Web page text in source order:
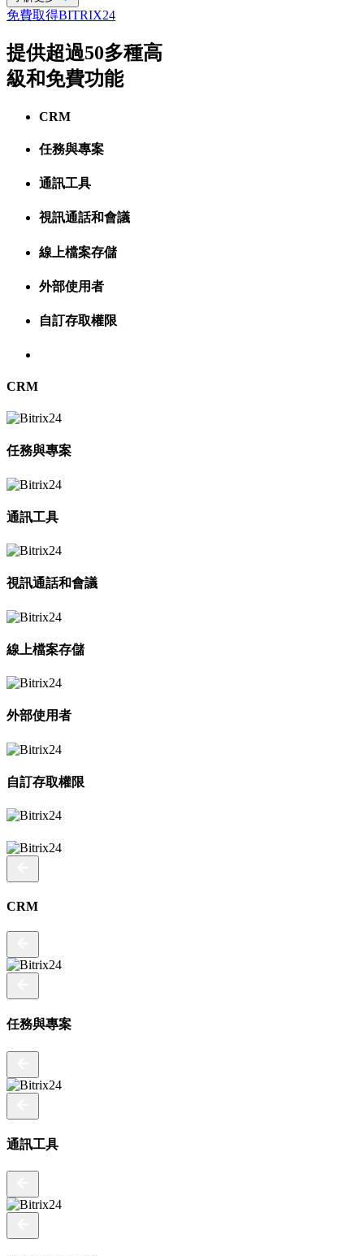
免費取得BITRIX24
提供超過50多種高
級和免費功能
CRM
任務與專案
通訊工具
視訊通話和會議
線上檔案存儲
外部使用者
自訂存取權限
CRM
任務與專案
通訊工具
視訊通話和會議
線上檔案存儲
外部使用者
自訂存取權限
CRM
任務與專案
通訊工具